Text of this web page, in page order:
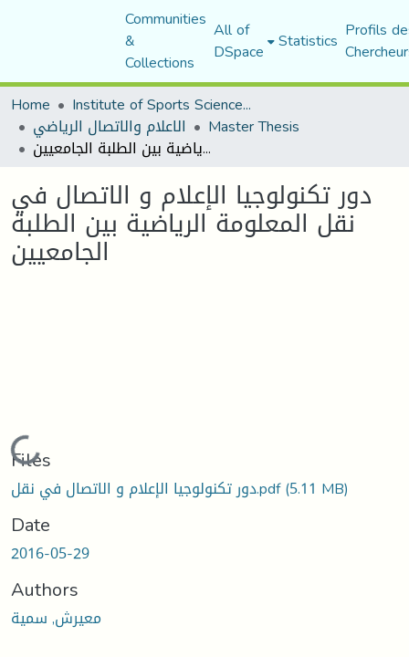
Communities
&
Collections
All of
DSpace Statistics Profils
Home
Institute of Sports Sciences and Techniques
الاعلام والاتصال الرياضي Master Thesis
دور تكنولوجيا الإعلام و الاتصال في نقل المعلومة الرياضية بين الطلبة الجامعيين
دور تكنولوجيا الإعلام و الاتصال في
نقل المعلومة الرياضية بين الطلبة
الجامعيين
Loading...
Files
دور تكنولوجيا الإعلام و الاتصال في نقل.pdf(5.11 MB)
Date
2016-05-29
Authors
معيرش, سمية